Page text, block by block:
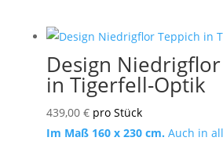
Design
in Tigerfell-Optik
439,00 € pro Stück
Im Maß 160 x 230 cm. Auch in